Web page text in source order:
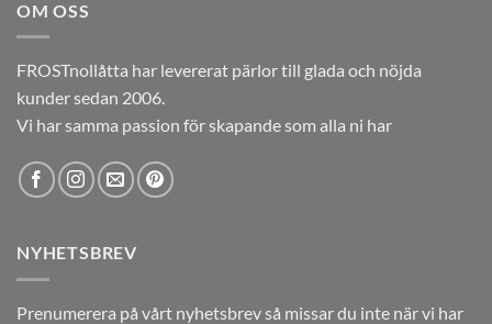
OM OSS
FROSTnollåtta har levererat pärlor till glada och nöjda
kunder sedan 2006.
Vi har samma passion för skapande som alla ni har
NYHETSBREV
Prenumerera på vårt nyhetsbrev så missar du inte när vi har